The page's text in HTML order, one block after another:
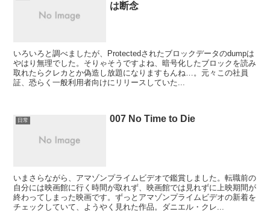
は断念
いろいろと調べましたが、Protectedされたブロックデータのdumpは
やはり無理でした。そりゃそうですよね、暗号化したブロックを読み
取れたらクレカとか偽造し放題になりますもんね…。元々この社員
証、恐らく一般利用者向けにリリースしていた...
日常 007 No Time to Die
いまさらながら、アマゾンプライムビデオで鑑賞しました。転職前の
自分には映画館に行く時間が取れず、映画館では見れずに上映期間が
終わってしまった映画です。ずっとアマゾンプライムビデオの新着を
チェックしていて、ようやく見れた作品。ダニエル・クレ...